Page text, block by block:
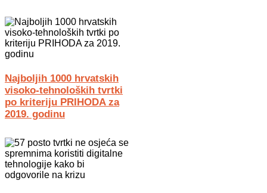
Najboljih 1000 hrvatskih
visoko-tehnoloških tvrtki
po kriteriju PRIHODA za
2019. godinu